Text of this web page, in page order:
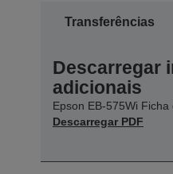
Transferências
Descarregar
adicionais
Epson EB-575Wi
Descarregar PDF